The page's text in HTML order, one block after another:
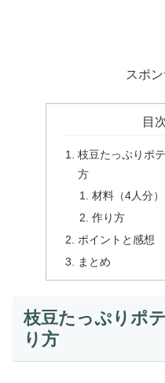
スポ
目
枝豆たっぷりポ
方
材料（4人分）
作り方
ポイントと感想
まとめ
枝豆たっぷりポ
り方